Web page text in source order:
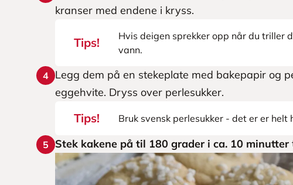
kranser med endene i kryss.
Tips!
Hvis deigen sprekker opp når du triller
vann.
4 Legg dem på en stekeplate med bakepapir og
eggehvite. Dryss over perlesukker.
Tips! Bruk svensk perlesukker - det er er helt
5 Stek kakene på til 180 grader i ca. 10 minutter